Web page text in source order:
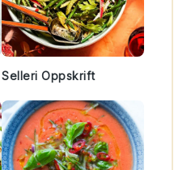
Selleri Oppskrift